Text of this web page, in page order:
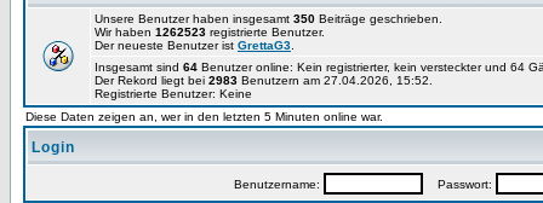
Unsere Benutzer haben insgesamt 350 Beiträge geschrieben.
Wir haben 1262523 registrierte Benutzer.
Der neueste Benutzer ist GrettaG3
Insgesamt sind 64 Benutzer online: Kein registrierter, kein versteckter und 64
Der Rekord liegt bei 2983 Benutzern am 27.04.2026, 15:52.
Registrierte Benutzer: Keine
Diese Daten zeigen an, wer in den letzten 5 Minuten online war.
Login
Benutzername: Passwort: